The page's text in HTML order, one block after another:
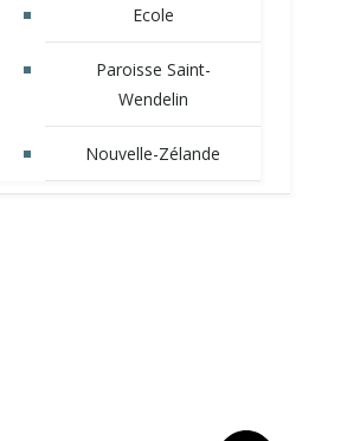
Ecole
Paroisse Saint-
Wendelin
Nouvelle-Zélande